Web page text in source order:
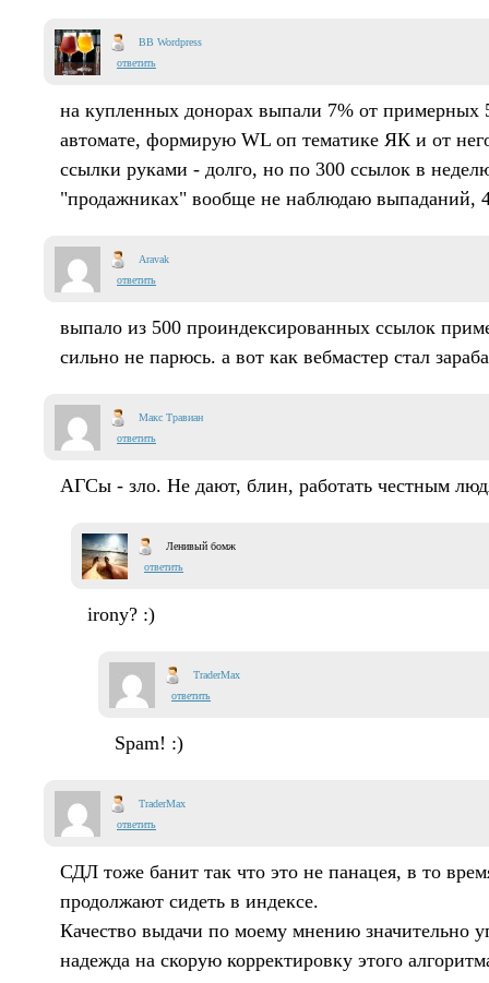
BB Wordpress
ответить
на купленных донорах выпали 7% от примерных
автомате, формирую WL оп тематике ЯК и от
ссылки руками - долго, но по 300 ссылок в
"продажниках" вообще не наблюдаю выпаданий,
Aravak
ответить
выпало из 500 проиндексированных ссылок
сильно не парюсь. а вот как вебмастер стал
Макс Травиан
ответить
АГСы - зло. Не дают, блин, работать честным
Ленивый бомж
ответить
irony? :)
TraderMax
ответить
Spam! :)
TraderMax
ответить
СДЛ тоже банит так что это не панацея, в то
продолжают сидеть в индексе.
Качество выдачи по моему мнению значительно
надежда на скорую корректировку этого